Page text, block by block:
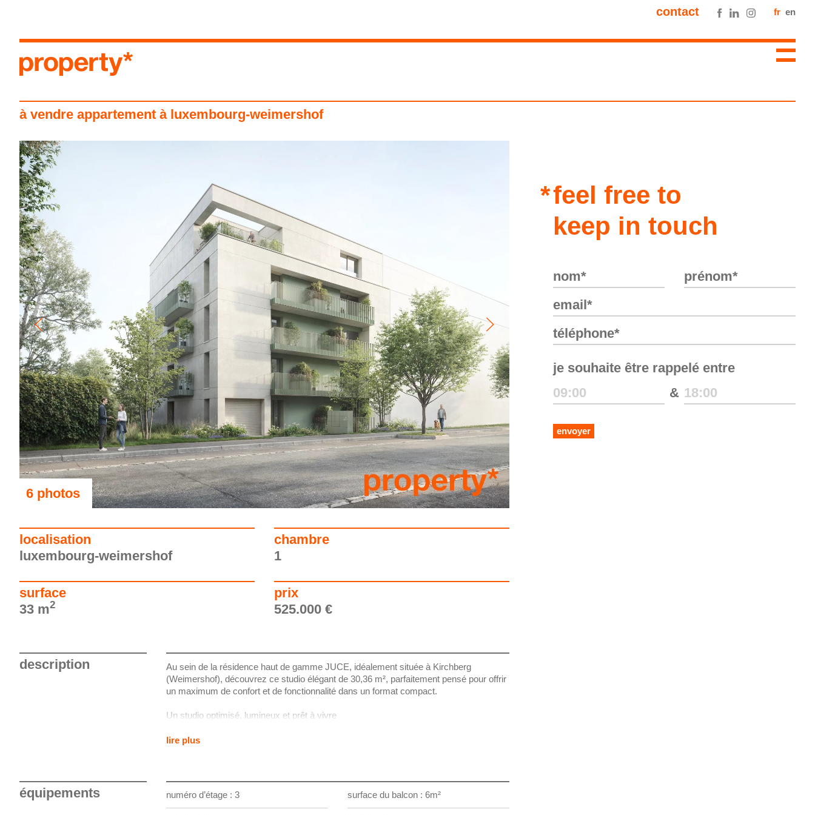
contact fr en
à vendre appartement à luxembourg-weimershof
6 photos
localisation
luxembourg-weimershof
chambre
1
surface
33 m2
prix
525.000 €
description
Au sein de la résidence haut de gamme JUCE, idéalement située à Kirchberg
(Weimershof), découvrez ce studio élégant de 30,36 m², parfaitement pensé pour offrir
un maximum de confort et de fonctionnalité dans un format compact.
Un studio optimisé, lumineux et prêt à vivre
L’espace principal, bien proportionné (env. 17 m²), offre une organisation fluide entre
lire plus
équipements numéro d’étage : 3 surface du balcon : 6m²
feel free to
keep in touch
je souhaite être rappelé entre
&
envoyer